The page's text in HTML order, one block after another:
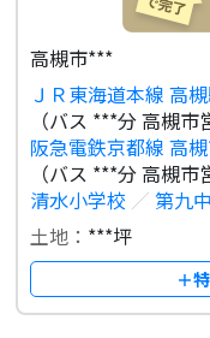
高槻市***
ＪＲ東海道本線 高
（バス ***分 高槻
阪急電鉄京都線 高
（バス ***分 高槻
清水小学校 ／ 第九
土地： ***坪
＋